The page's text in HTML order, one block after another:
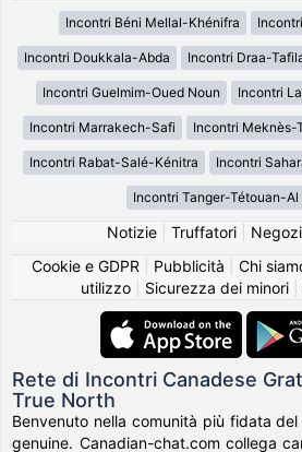
Incontri Béni Mellal-Khénifra
Incontri Doukkala-Abda Incontri Draa-
Incontri Guelmim-Oued Noun Incontri
Incontri Marrakech-Safi Incontri Meknès-
Incontri Rabat-Salé-Kénitra Incontri
Incontri Tanger-Tétouan-Al
Notizie| Truffatori|
Cookie e GDPR
Pubblicità Chi
utilizzo| Sicurezza dei minori|
Rete di Incontri Canadese
True North
Benvenuto nella comunità più fidata
genuine. Canadian-chat.com collega